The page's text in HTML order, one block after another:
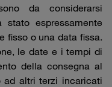
da considerarsi
espressamente
fisso o una data fissa.
le date e i tempi di
della consegna al
ad altri terzi incaricati